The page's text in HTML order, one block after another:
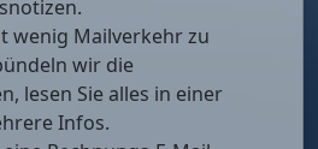
wenig Mailverkehr zu
wir die
lesen Sie alles in einer
Infos.